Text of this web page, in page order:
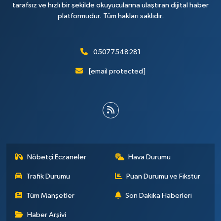
tarafsız ve hızlı bir şekilde okuyucularına ulaştıran dijital haber
platformudur. Tüm hakları saklıdır.
05077548281
[email protected]
Nöbetçi Eczaneler Hava Durumu
Trafik Durumu Puan Durumu ve Fikstür
Tüm Manşetler Son Dakika Haberleri
Haber Arşivi